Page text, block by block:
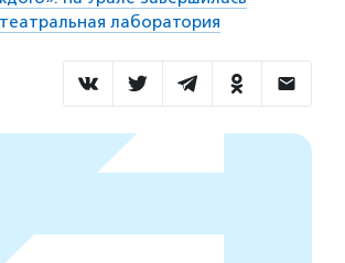
лаборатория